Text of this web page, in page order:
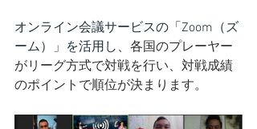
オンライン会議サービスの「Zoom（ズ
ーム）」を活用し、 各国のプレーヤー
がリーグ方式で対戦を行い、対戦成績
のポイントで順位が決まります。